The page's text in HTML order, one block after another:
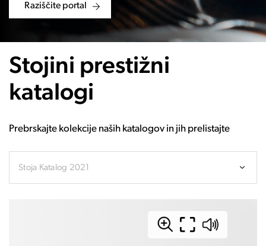
Raziščite portal
Stojini prestižni
katalogi
Prebrskajte kolekcije naših katalogov in jih prelistajte
Stoja Katalog 2021